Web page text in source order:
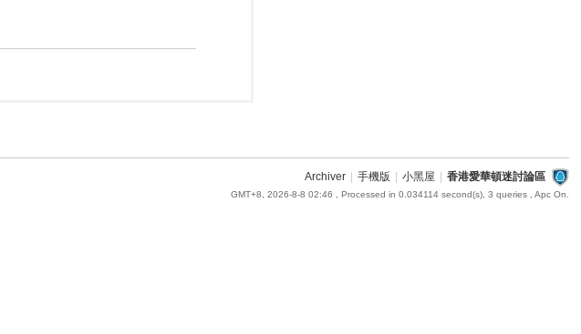
Archiver 手機版 小黑屋 香港愛華頓迷討論區
GMT+8, 2026-8-8 02:46 , Processed in 0.034114 second(s), 3 queries , Apc On.